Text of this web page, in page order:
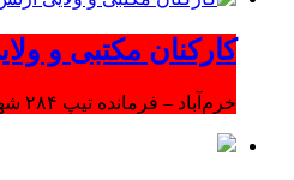
کارکنان مکتبی و
خرم‌آباد – فرمانده تیپ ۲۸۴ شهید رستمی نزاجا، تأکید کرد: کارکنان مکتبی و ولایی ارتش مجهز به سلاح ایمان و معنویت هستند.